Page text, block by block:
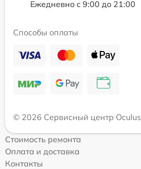
Ежедневно с 9:00 до 21:00
Способы оплаты
© 2026 Сервисный центр Oculus
Стоимость ремонта
Оплата и доставка
Контакты